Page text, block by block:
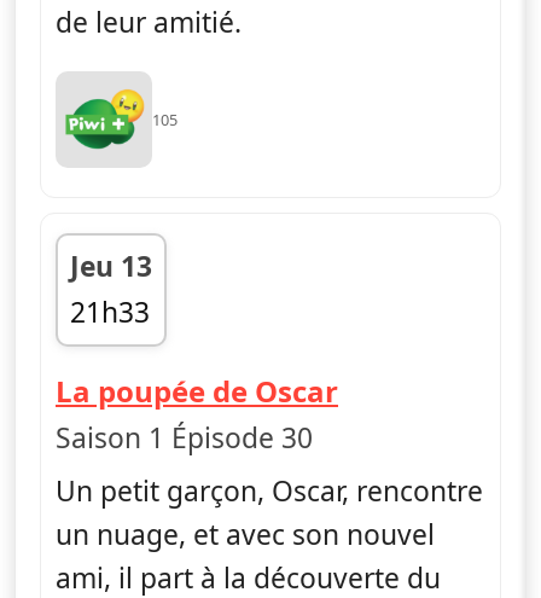
de leur amitié.
105
Jeu 13
21h33
fin 21h44
La poupée de Oscar— Ella, Oscar
Saison 1 Épisode 30
Un petit garçon, Oscar, rencontre
un nuage, et avec son nouvel
ami, il part à la découverte du